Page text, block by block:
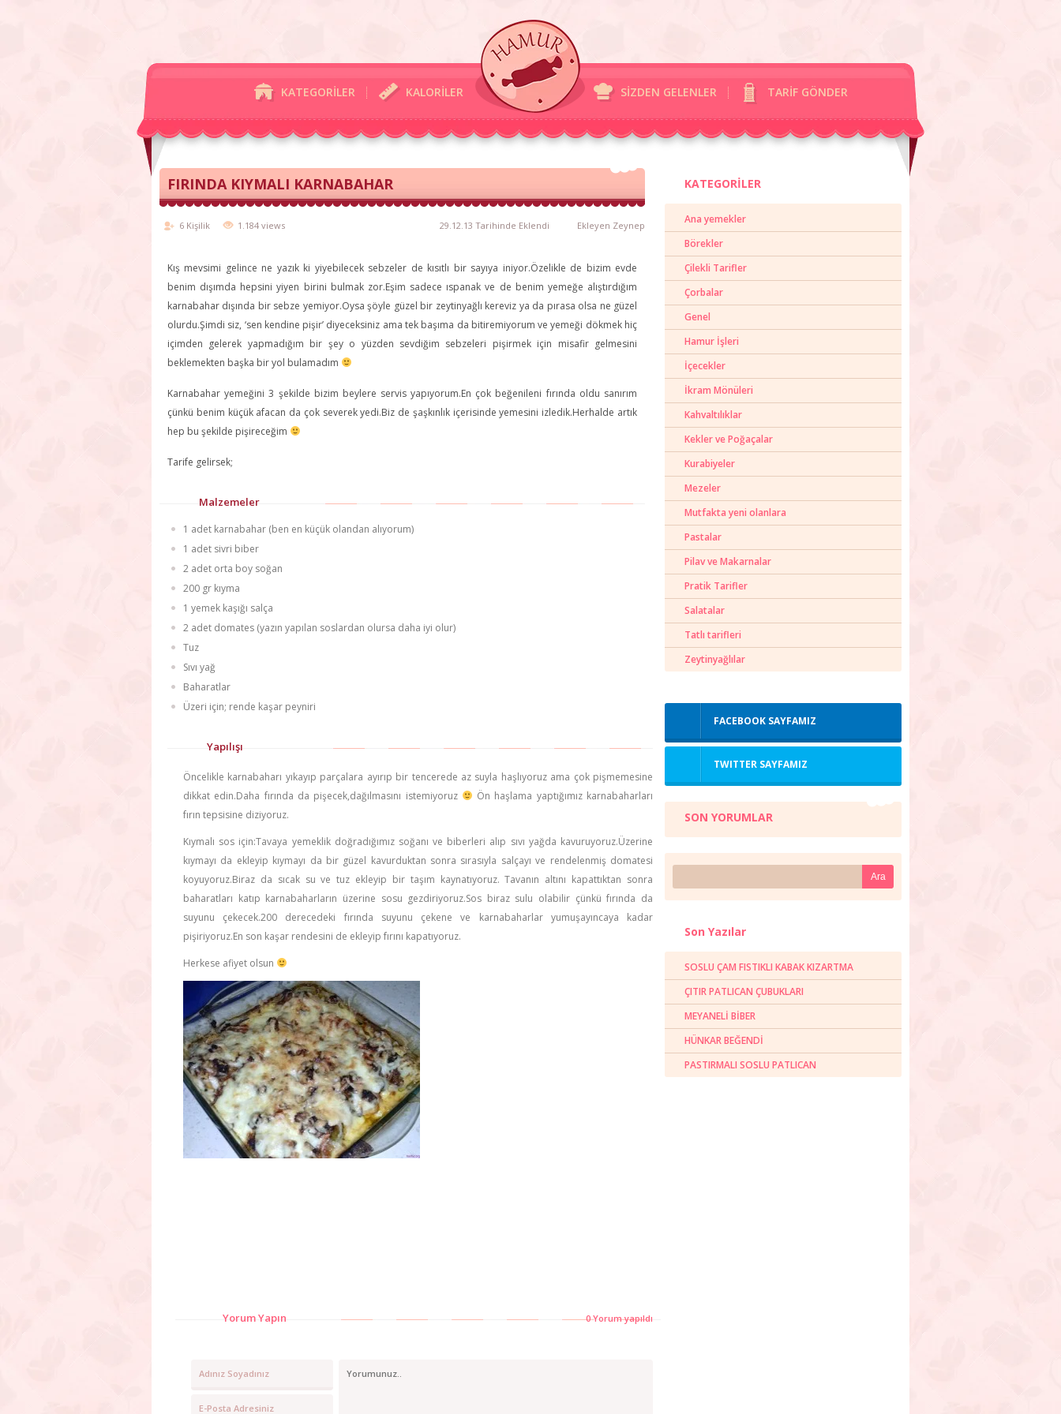
SİZDEN GELENLER TARİF GÖNDER
KATEGORİLER KALORİLER
FIRINDA KIYMALI KARNABAHAR
6 Kişilik 1.184 views Ekleyen Zeynep
29.12.13 Tarihinde Eklendi
Kış mevsimi gelince ne yazık ki yiyebilecek sebzeler de kısıtlı bir sayıya iniyor.Özelikle de bizim evde
benim dışımda hepsini yiyen birini bulmak zor.Eşim sadece ıspanak ve de benim yemeğe alıştırdığım
karnabahar dışında bir sebze yemiyor.Oysa şöyle güzel bir zeytinyağlı kereviz ya da pırasa olsa ne güzel
olurdu.Şimdi siz, ‘sen kendine pişir’ diyeceksiniz ama tek başıma da bitiremiyorum ve yemeği dökmek hiç
içimden gelerek yapmadığım bir şey o yüzden sevdiğim sebzeleri pişirmek için misafir gelmesini
beklemekten başka bir yol bulamadım
Karnabahar yemeğini 3 şekilde bizim beylere servis yapıyorum.En çok beğenileni fırında oldu sanırım
çünkü benim küçük afacan da çok severek yedi.Biz de şaşkınlık içerisinde yemesini izledik.Herhalde artık
hep bu şekilde pişireceğim
Tarife gelirsek;
Malzemeler
1 adet karnabahar (ben en küçük olandan alıyorum)
1 adet sivri biber
2 adet orta boy soğan
200 gr kıyma
1 yemek kaşığı salça
2 adet domates (yazın yapılan soslardan olursa daha iyi olur)
Tuz
Sıvı yağ
Baharatlar
Üzeri için; rende kaşar peyniri
Yapılışı
Öncelikle karnabaharı yıkayıp parçalara ayırıp bir tencerede az suyla haşlıyoruz ama çok pişmemesine
dikkat edin.Daha fırında da pişecek,dağılmasını istemiyoruz
Ön haşlama yaptığımız karnabaharları
fırın tepsisine diziyoruz.
Kıymalı sos için:Tavaya yemeklik doğradığımız soğanı ve biberleri alıp sıvı yağda kavuruyoruz.Üzerine
kıymayı da ekleyip kıymayı da bir güzel kavurduktan sonra sırasıyla salçayı ve rendelenmiş domatesi
koyuyoruz.Biraz da sıcak su ve tuz ekleyip bir taşım kaynatıyoruz. Tavanın altını kapattıktan sonra
baharatları katıp karnabaharların üzerine sosu gezdiriyoruz.Sos biraz sulu olabilir çünkü fırında da
suyunu çekecek.200 derecedeki fırında suyunu çekene ve karnabaharlar yumuşayıncaya kadar
pişiriyoruz.En son kaşar rendesini de ekleyip fırını kapatıyoruz.
Herkese afiyet olsun
Yorum Yapın 0 Yorum yapıldı
KATEGORİLER
Ana yemekler
Börekler
Çilekli Tarifler
Çorbalar
Genel
Hamur İşleri
İçecekler
İkram Mönüleri
Kahvaltılıklar
Kekler ve Poğaçalar
Kurabiyeler
Mezeler
Mutfakta yeni olanlara
Pastalar
Pilav ve Makarnalar
Pratik Tarifler
Salatalar
Tatlı tarifleri
Zeytinyağlılar
FACEBOOK SAYFAMIZ
TWITTER SAYFAMIZ
SON YORUMLAR
Son Yazılar
SOSLU ÇAM FISTIKLI KABAK KIZARTMA
ÇITIR PATLICAN ÇUBUKLARI
MEYANELİ BİBER
HÜNKAR BEĞENDİ
PASTIRMALI SOSLU PATLICAN